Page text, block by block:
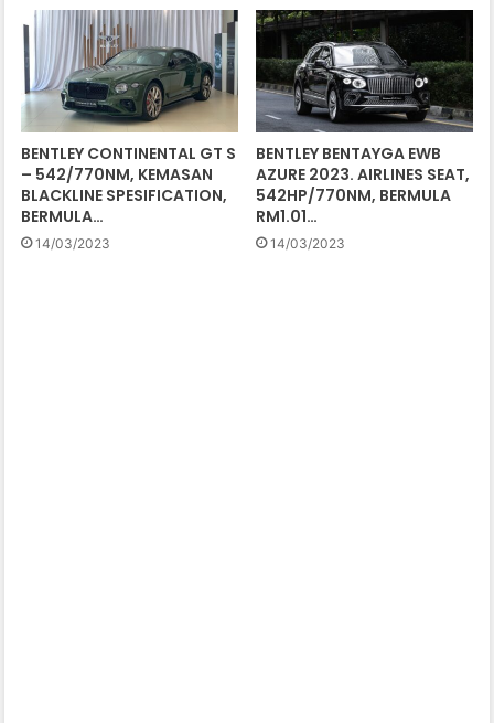
BENTLEY CONTINENTAL GT S
– 542/770NM, KEMASAN
BLACKLINE SPESIFICATION,
BERMULA…
14/03/2023
BENTLEY BENTAYGA EWB
AZURE 2023. AIRLINES SEAT,
542HP/770NM, BERMULA
RM1.01…
14/03/2023